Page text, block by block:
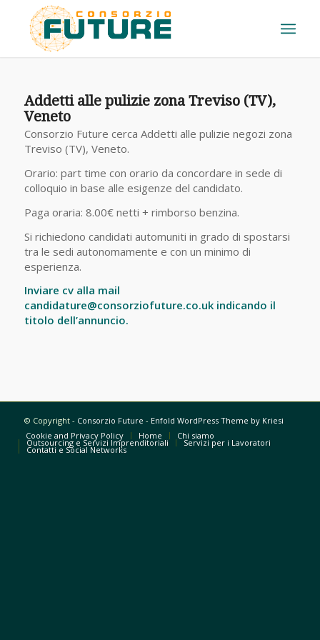
Addetti alle pulizie zona Treviso (TV),
Veneto
Consorzio Future cerca Addetti alle pulizie negozi zona
Treviso (TV), Veneto.
Orario: part time con orario da concordare in sede di
colloquio in base alle esigenze del candidato.
Paga oraria: 8.00€ netti + rimborso benzina.
Si richiedono candidati automuniti in grado di spostarsi
tra le sedi autonomamente e con un minimo di
esperienza.
Inviare cv alla mail
candidature@consorziofuture.co.uk indicando il
titolo dell’annuncio.
© Copyright - Consorzio Future - Enfold WordPress Theme by Kriesi
Cookie and Privacy Policy
Home Chi siamo
Outsourcing e Servizi Imprenditoriali Servizi per i Lavoratori
Contatti e Social Networks